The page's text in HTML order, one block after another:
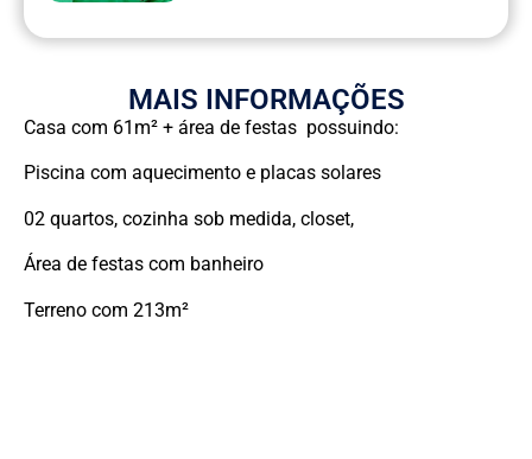
MAIS INFORMAÇÕES
Casa com 61m² + área de festas possuindo:
Piscina com aquecimento e placas solares
02 quartos, cozinha sob medida, closet,
Área de festas com banheiro
Terreno com 213m²